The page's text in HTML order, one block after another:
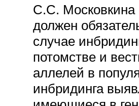
С.С. Московкина
должен
случае
потомстве и
аллелей в
инбридинга